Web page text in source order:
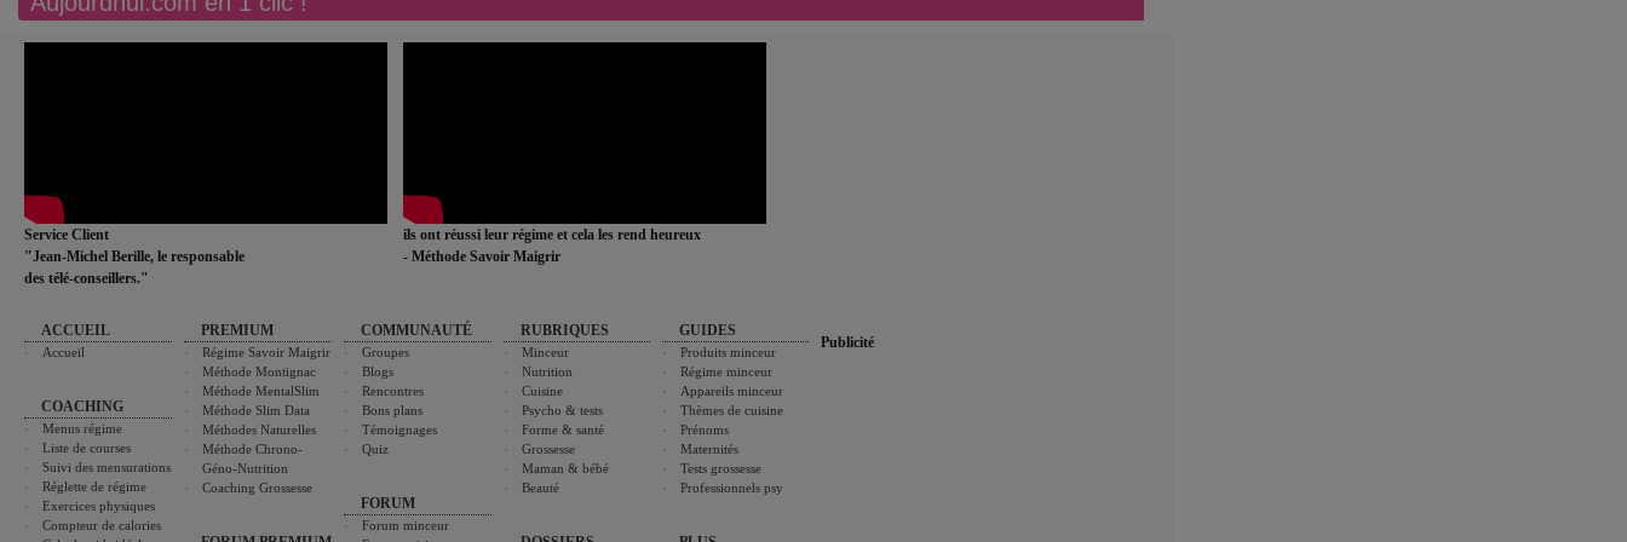
Service Client
"Jean-Michel Berille, le responsable
des télé-conseillers."
ils ont réussi leur régime et cela les rend heureux
- Méthode Savoir Maigrir
ACCUEIL
Accueil
COACHING
Menus régime
Liste de courses
Suivi des mensurations
Réglette de régime
Exercices physiques
Compteur de calories
PREMIUM
Régime Savoir Maigrir
Méthode Montignac
Méthode MentalSlim
Méthode Slim Data
Méthodes Naturelles
Méthode Chrono-
Géno-Nutrition
Coaching Grossesse
COMMUNAUTÉ
Groupes
Blogs
Rencontres
Bons plans
Témoignages
Quiz
FORUM
Forum minceur
RUBRIQUES
Minceur
Nutrition
Cuisine
Psycho & tests
Forme & santé
Grossesse
Maman & bébé
Beauté
GUIDES
Produits minceur
Régime minceur
Appareils minceur
Thèmes de cuisine
Prénoms
Maternités
Tests grossesse
Professionnels psy
Publicité